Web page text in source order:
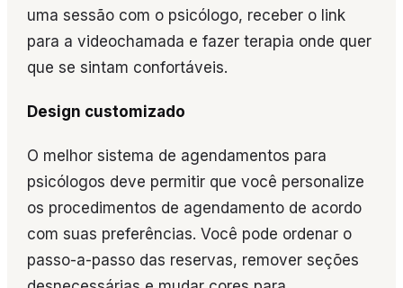
uma sessão com o psicólogo, receber o link
para a videochamada e fazer terapia onde quer
que se sintam confortáveis.
Design customizado
O melhor sistema de agendamentos para
psicólogos deve permitir que você personalize
os procedimentos de agendamento de acordo
com suas preferências. Você pode ordenar o
passo-a-passo das reservas, remover seções